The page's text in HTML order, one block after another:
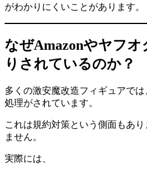
がわかりにくいことがあります。
なぜAmazonやヤフ
りされているのか？
多くの激安魔改造フィギュアで
処理がされています。
これは規約対策という側面もあ
ません。
実際には、